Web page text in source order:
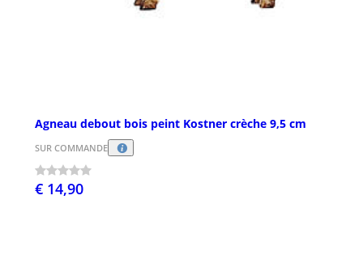
Agneau debout bois peint Kostner crèche 9,5 cm
SUR COMMANDE
€ 14,90